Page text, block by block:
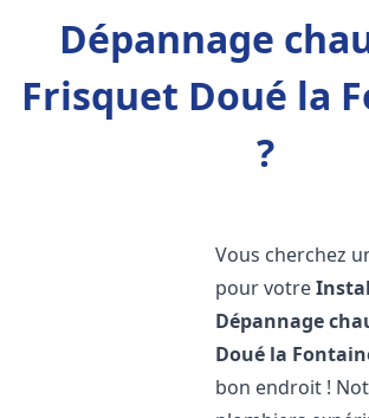
Dépannage
Frisquet Doué la
?
Vous cherchez
pour votre
Dépannage
Doué la
bon endroit !